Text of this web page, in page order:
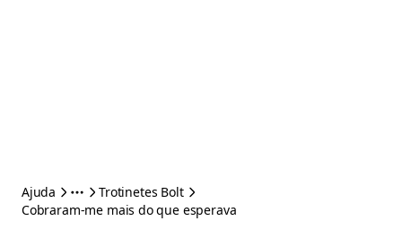
Ajuda
Trotinetes Bolt
Cobraram-me mais do que esperava